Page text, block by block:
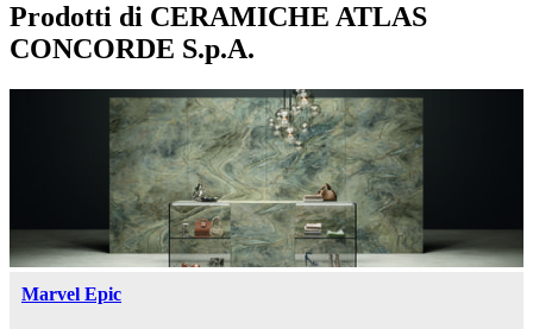
Prodotti di CERAMICHE ATLAS
CONCORDE S.p.A.
Marvel Epic